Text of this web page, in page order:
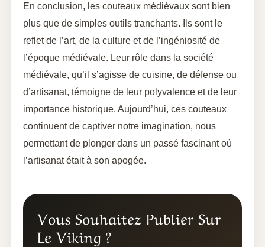
En conclusion, les couteaux médiévaux sont bien
plus que de simples outils tranchants. Ils sont le
reflet de l’art, de la culture et de l’ingéniosité de
l’époque médiévale. Leur rôle dans la société
médiévale, qu’il s’agisse de cuisine, de défense ou
d’artisanat, témoigne de leur polyvalence et de leur
importance historique. Aujourd’hui, ces couteaux
continuent de captiver notre imagination, nous
permettant de plonger dans un passé fascinant où
l’artisanat était à son apogée.
Vous Souhaitez Publier Sur
Le Viking ?